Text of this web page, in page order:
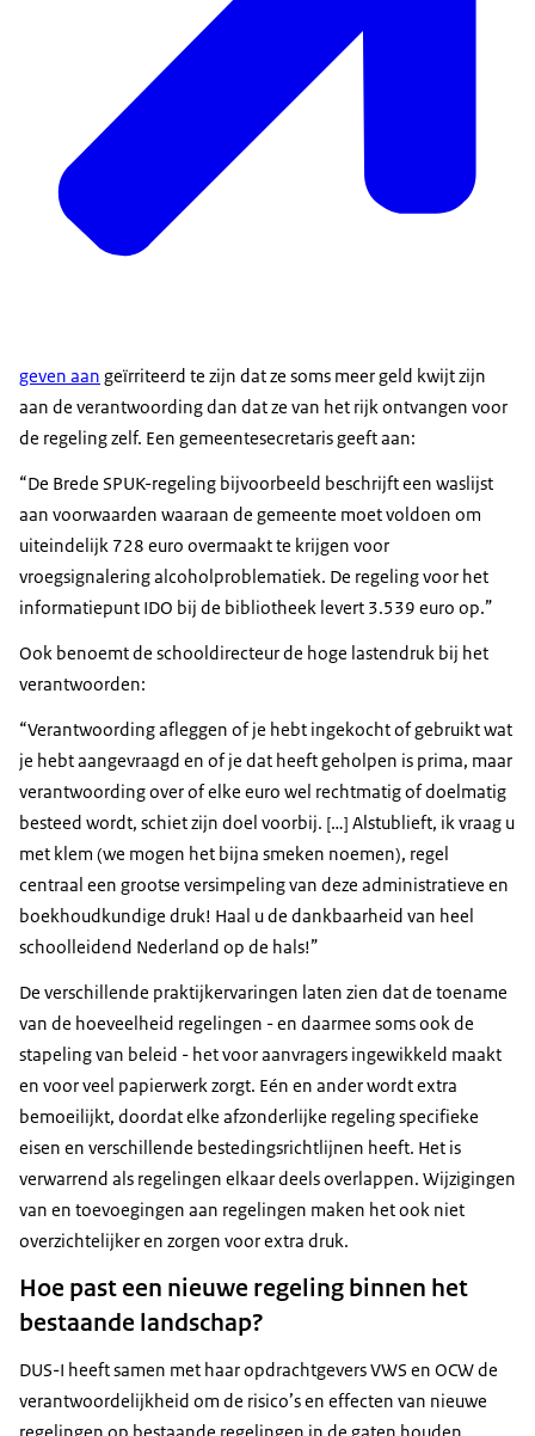
geven aan geïrriteerd te zijn dat ze soms meer geld kwijt zijn
aan de verantwoording dan dat ze van het rijk ontvangen voor
de regeling zelf. Een gemeentesecretaris geeft aan:
De Brede SPUK-regeling bijvoorbeeld beschrijft een waslijst
aan voorwaarden waaraan de gemeente moet voldoen om
uiteindelijk 728 euro overmaakt te krijgen voor
vroegsignalering alcoholproblematiek. De regeling voor het
informatiepunt IDO bij de bibliotheek levert 3.539 euro op.
Ook benoemt de schooldirecteur de hoge lastendruk bij het
verantwoorden:
Verantwoording afleggen of je hebt ingekocht of gebruikt wat
je hebt aangevraagd en of je dat heeft geholpen is prima, maar
verantwoording over of elke euro wel rechtmatig of doelmatig
besteed wordt, schiet zijn doel voorbij. […] Alstublieft, ik vraag u
met klem (we mogen het bijna smeken noemen), regel
centraal een grootse versimpeling van deze administratieve en
boekhoudkundige druk! Haal u de dankbaarheid van heel
schoolleidend Nederland op de hals!
De verschillende praktijkervaringen laten zien dat de toename
van de hoeveelheid regelingen - en daarmee soms ook de
stapeling van beleid - het voor aanvragers ingewikkeld maakt
en voor veel papierwerk zorgt. Eén en ander wordt extra
bemoeilijkt, doordat elke afzonderlijke regeling specifieke
eisen en verschillende bestedingsrichtlijnen heeft. Het is
verwarrend als regelingen elkaar deels overlappen. Wijzigingen
van en toevoegingen aan regelingen maken het ook niet
overzichtelijker en zorgen voor extra druk.
Hoe past een nieuwe regeling binnen het
bestaande landschap?
DUS-I heeft samen met haar opdrachtgevers VWS en OCW de
verantwoordelijkheid om de risico’s en effecten van nieuwe